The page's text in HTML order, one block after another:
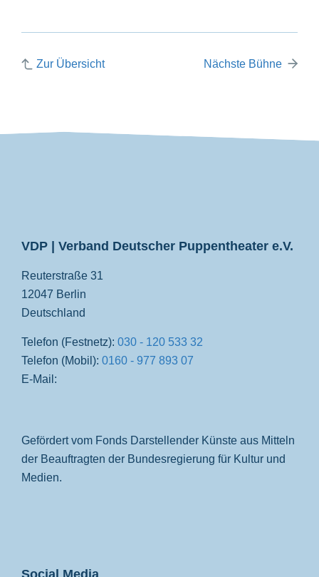
Zur Übersicht Nächste Bühne
VDP | Verband Deutscher Puppentheater e.V.
Reuterstraße 31
12047 Berlin
Deutschland
Telefon (Festnetz): 030 - 120 533 32
Telefon (Mobil): 0160 - 977 893 07
E-Mail:
Gefördert vom Fonds Darstellender Künste aus Mitteln
der Beauftragten der Bundesregierung für Kultur und
Medien.
Social Media